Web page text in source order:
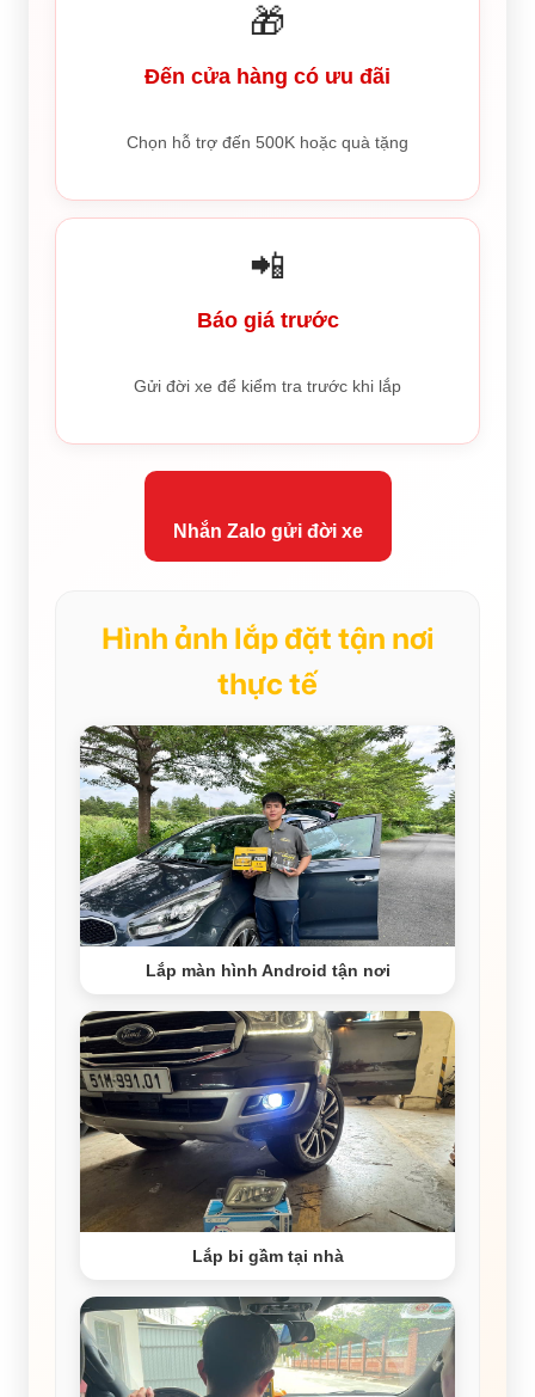
🎁
Đến cửa hàng có ưu đãi
Chọn hỗ trợ đến 500K hoặc quà tặng
📲
Báo giá trước
Gửi đời xe để kiểm tra trước khi lắp
Nhắn Zalo gửi đời xe
Hình ảnh lắp đặt tận nơi
thực tế
Lắp màn hình Android tận nơi
Lắp bi gầm tại nhà